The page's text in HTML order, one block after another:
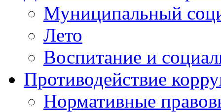
Муниципальный
Лето
Воспитание и
Противодействие
Нормативные